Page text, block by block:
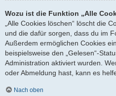
Wozu ist die Funktion „Alle
„Alle Cookies löschen“ löscht die
und die dafür sorgen, dass du im
Außerdem ermöglichen Cookies
beispielsweise den „Gelesen“-
Administration aktiviert wurden.
oder Abmeldung hast, kann es
Nach oben